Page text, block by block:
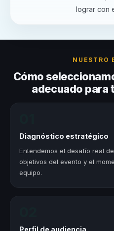
lograr con
NUESTRO
Cómo
adecuado para
Diagnóstico estratégico
Entendemos el desafío real
objetivos del evento y el
equipo.
Perfil de audiencia